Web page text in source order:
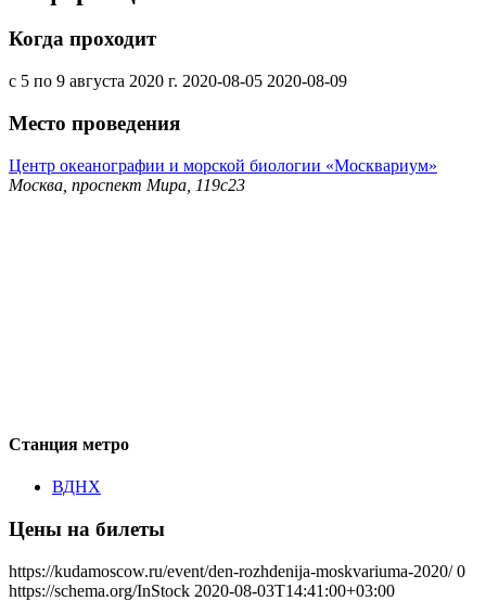
Когда проходит
с 5 по 9 августа 2020 г. 2020-08-05 2020-08-09
Место проведения
Центр океанографии и морской биологии «Москвариум»
Москва, проспект Мира, 119с23
Станция метро
ВДНХ
Цены на билеты
https://kudamoscow.ru/event/den-rozhdenija-moskvariuma-2020/ 0
https://schema.org/InStock 2020-08-03T14:41:00+03:00